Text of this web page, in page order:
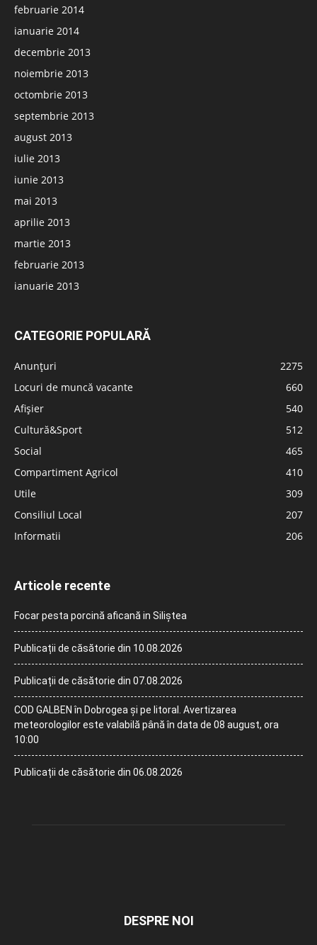
februarie 2014
ianuarie 2014
decembrie 2013
noiembrie 2013
octombrie 2013
septembrie 2013
august 2013
iulie 2013
iunie 2013
mai 2013
aprilie 2013
martie 2013
februarie 2013
ianuarie 2013
CATEGORIE POPULARĂ
Anunțuri
2275
Locuri de muncă vacante
660
Afișier
540
Cultură&Sport
512
Social
465
Compartiment Agricol
410
Utile
309
Consiliul Local
207
Informatii
206
Articole recente
Focar pesta porcină aficană in Siliștea
Publicații de căsătorie din 10.08.2026
Publicații de căsătorie din 07.08.2026
COD GALBEN în Dobrogea și pe litoral. Avertizarea
meteorologilor este valabilă până în data de 08 august, ora
10:00
Publicații de căsătorie din 06.08.2026
DESPRE NOI